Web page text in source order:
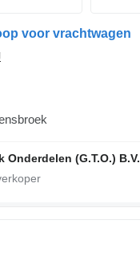
voor vrachtwagen
(G.T.O.) B.V.